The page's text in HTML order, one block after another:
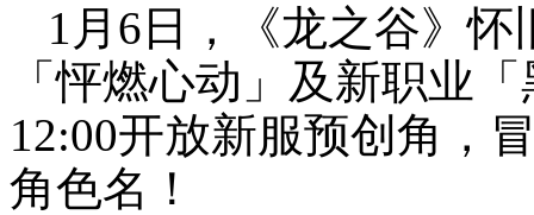
1月6日，《龙之谷》
「怦燃心动」及新职业
12:00开放新服预创角，
角色名！